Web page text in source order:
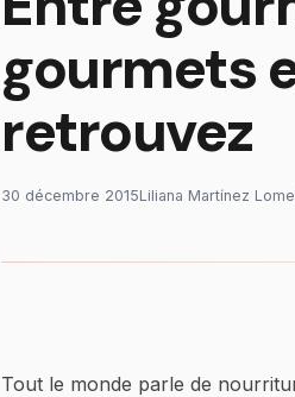
gourmets
retrouvez
30 décembre 2015Liliana Martínez
Tout le monde parle de